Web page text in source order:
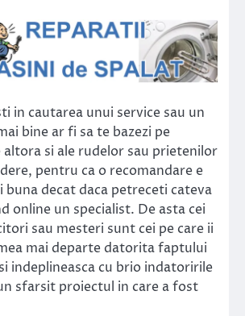
in cautarea unui service sau un
bine ar fi sa te bazezi pe
altora si ale rudelor sau prietenilor
pentru ca o recomandare e
buna decat daca petreceti cateva
online un specialist. De asta cei
sau mesteri sunt cei pe care ii
mai departe datorita faptului
indeplineasca cu brio indatoririle
sfarsit proiectul in care a fost